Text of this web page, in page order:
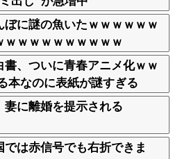
ぼに謎の魚いたｗｗｗｗｗｗ
ｗｗｗｗｗｗｗｗｗｗ
書、ついに青春アニメ化ｗｗ
本なのに表紙が謎すぎる
妻に離婚を提示される
では赤信号でも右折できま